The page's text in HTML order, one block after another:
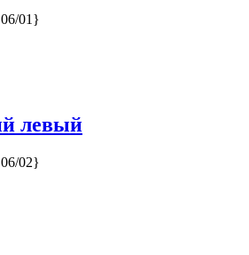
01}
левый
02}